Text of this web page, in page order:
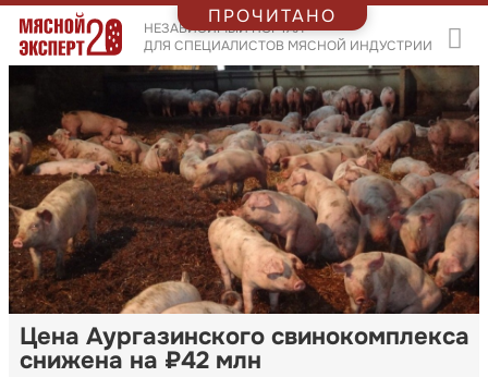
НЕЗАВИСИМЫЙ ПОРТАЛ
ДЛЯ СПЕЦИАЛИСТОВ МЯСНОЙ ИНДУСТРИИ
Цена Аургазинского свинокомплекса
снижена на ₽42 млн
ПРОЧИТАНО